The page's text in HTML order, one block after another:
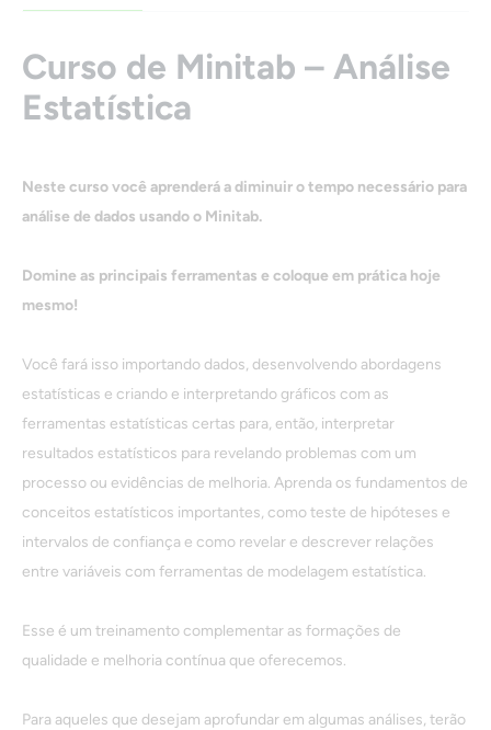
Curso de Minitab – Análise
Estatística
Neste curso você aprenderá a diminuir o tempo necessário para
análise de dados usando o Minitab.
Domine as principais ferramentas e coloque em prática hoje
mesmo!
Você fará isso importando dados, desenvolvendo abordagens
estatísticas e criando e interpretando gráficos com as
ferramentas estatísticas certas para, então, interpretar
resultados estatísticos para revelando problemas com um
processo ou evidências de melhoria. Aprenda os fundamentos de
conceitos estatísticos importantes, como teste de hipóteses e
intervalos de confiança e como revelar e descrever relações
entre variáveis com ferramentas de modelagem estatística.
Esse é um treinamento complementar as formações de
qualidade e melhoria contínua que oferecemos.
Para aqueles que desejam aprofundar em algumas análises, terão